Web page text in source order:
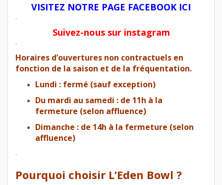
VISITEZ NOTRE PAGE FACEBOOK ICI
.
Suivez-nous sur instagram
.
Horaires d’ouvertures non contractuels en
fonction de la saison et de la fréquentation.
Lundi : fermé (sauf exception)
Du mardi au samedi : de 11h à la
fermeture (selon affluence)
Dimanche : de 14h à la fermeture (selon
affluence)
.
Pourquoi choisir L’Eden Bowl ?